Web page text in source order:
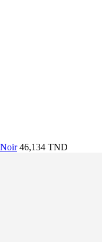
46,134 TND